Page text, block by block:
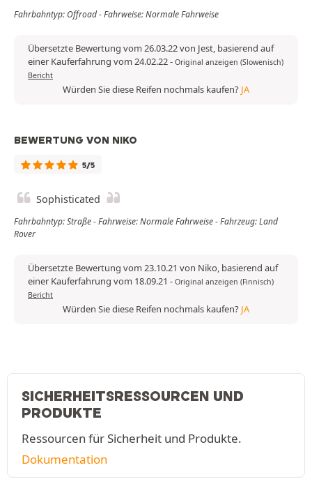
Fahrbahntyp: Offroad - Fahrweise: Normale Fahrweise
Übersetzte Bewertung vom 26.03.22 von Jest, basierend auf
einer Kauferfahrung vom 24.02.22- Original anzeigen (Slowenisch)
Bericht
Würden Sie diese Reifen nochmals kaufen? JA
BEWERTUNG VON NIKO
5/5
Sophisticated
Fahrbahntyp: Straße - Fahrweise: Normale Fahrweise - Fahrzeug: Land
Rover
Übersetzte Bewertung vom 23.10.21 von Niko, basierend auf
einer Kauferfahrung vom 18.09.21 - Original anzeigen (Finnisch)
Bericht
Würden Sie diese Reifen nochmals kaufen? JA
SICHERHEITSRESSOURCEN UND
PRODUKTE
Ressourcen für Sicherheit und Produkte.
Dokumentation